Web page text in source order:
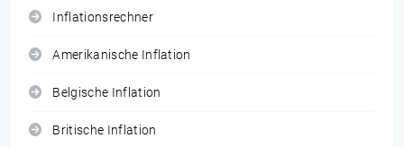
Inflationsrechner
Amerikanische Inflation
Belgische Inflation
Britische Inflation